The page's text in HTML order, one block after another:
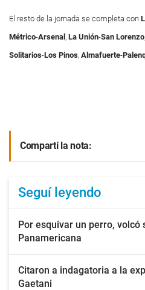
El resto de la jornada se completa con
Métrico-Arsenal , La Unión-San Lorenzo
Solitarios-Los Pinos, Almafuerte-
Compartí la nota:
Seguí leyendo
Por esquivar un perro, volcó
Panamericana
Citaron a indagatoria a la
Gaetani